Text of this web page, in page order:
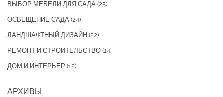
ВЫБОР МЕБЕЛИ ДЛЯ САДА (25)
ОСВЕЩЕНИЕ САДА (24)
ЛАНДШАФТНЫЙ ДИЗАЙН (22)
РЕМОНТ И СТРОИТЕЛЬСТВО (14)
ДОМ И ИНТЕРЬЕР (12)
АРХИВЫ